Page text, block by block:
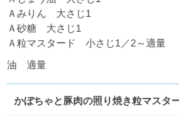
Ａみりん 大さじ1
Ａ砂糖 大さじ1
Ａ粒マスタード 小さじ1／2～適量
油 適量
かぼちゃと豚肉の照り焼き粒マスタ